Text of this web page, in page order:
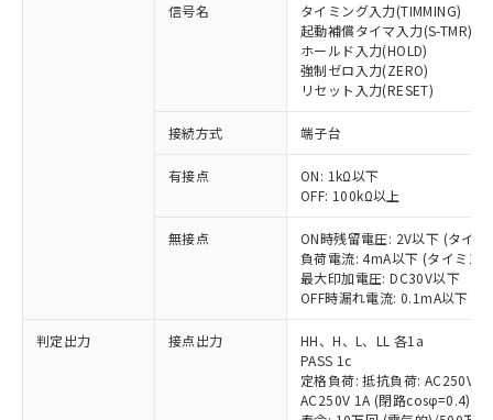
信号名
タイミング入力(TIMMING)
起動補償タイマ入力(S-TMR)
ホールド入力(HOLD)
強制ゼロ入力(ZERO)
リセット入力(RESET)
接続方式 端子台
有接点
ON: 1kΩ以下
OFF: 100kΩ以上
無接点
ON時残留電圧: 2V以下 (タイ
負荷電流: 4mA以下 (タイミン
最大印加電圧: DC30V以下
OFF時漏れ電流: 0.1mA以下 (
判定出力 接点出力
HH、H、L、LL 各1a
PASS 1c
定格負荷: 抵抗負荷: AC250V
AC250V 1A (閉路cosφ=0.4)/
以下の条件をお読みいただき、同意のうえ
対応済み：EU RoHS指令（10物質）の
非含有に対応した製品が提供可能な商品で
対応予定：EU RoHS指令（10物質）の非含
有に対応した製品に切り替える予定のある
対応予定なし：EU RoHS指令（10物質）の
非含有に非対応の商品で、対応品を出す予
調査・確認中：EU RoHS指令（10物質）の